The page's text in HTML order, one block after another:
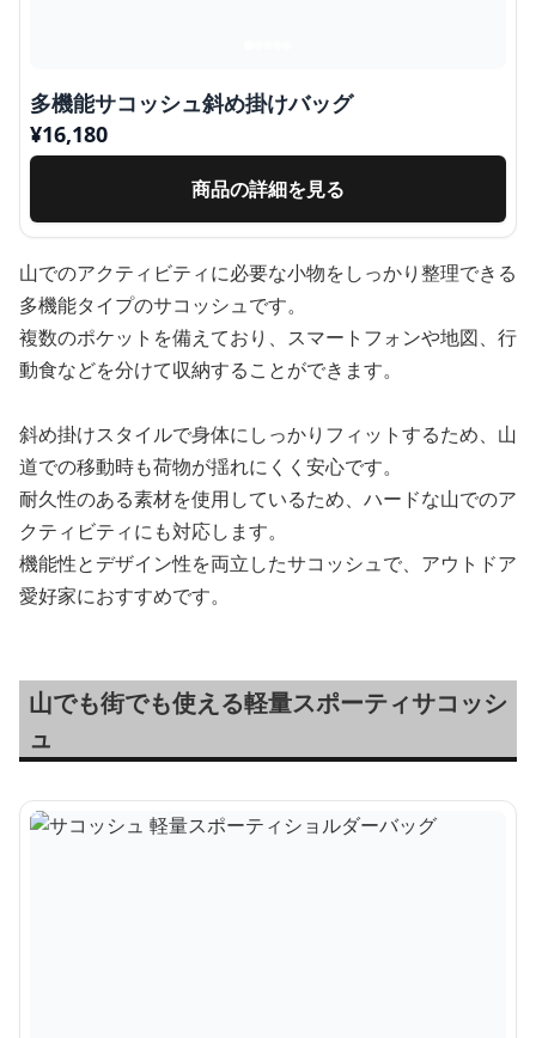
多機能サコッシュ斜め掛けバッグ
¥16,180
商品の詳細を見る
山でのアクティビティに必要な小物をしっかり整理できる
多機能タイプのサコッシュです。
複数のポケットを備えており、スマートフォンや地図、行
動食などを分けて収納することができます。
斜め掛けスタイルで身体にしっかりフィットするため、山
道での移動時も荷物が揺れにくく安心です。
耐久性のある素材を使用しているため、ハードな山でのア
クティビティにも対応します。
機能性とデザイン性を両立したサコッシュで、アウトドア
愛好家におすすめです。
山でも街でも使える軽量スポーティサコッシ
ュ